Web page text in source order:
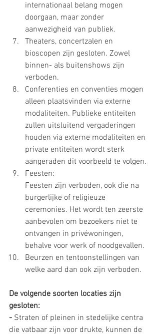
internationaal belang mogen
doorgaan, maar zonder
aanwezigheid van publiek.
Theaters, concertzalen en
bioscopen zijn gesloten. Zowel
binnen- als buitenshows zijn
verboden.
Conferenties en conventies mogen
alleen plaatsvinden via externe
modaliteiten. Publieke entiteiten
zullen uitsluitend vergaderingen
houden via externe modaliteiten en
private entiteiten wordt sterk
aangeraden dit voorbeeld te volgen.
Feesten:
Feesten zijn verboden, ook die na
burgerlijke of religieuze
ceremonies. Het wordt ten zeerste
aanbevolen om bezoekers niet te
ontvangen in privéwoningen,
behalve voor werk of noodgevallen.
Beurzen en tentoonstellingen van
welke aard dan ook zijn verboden.
De volgende soorten locaties zijn
gesloten:
- Straten of pleinen in stedelijke centra
die vatbaar zijn voor drukte, kunnen de